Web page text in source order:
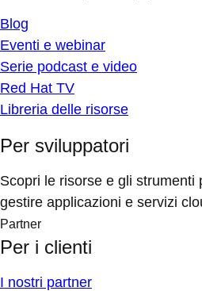
Blog
Eventi e webinar
Serie podcast e video
Red Hat TV
Libreria delle risorse
Per sviluppatori
Scopri le risorse e gli strumenti
gestire applicazioni e servizi
Partner
Per i clienti
I nostri partner